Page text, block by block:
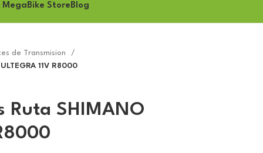
MegaBike Store Blog
de Transmision
11V R8000
Ruta SHIMANO